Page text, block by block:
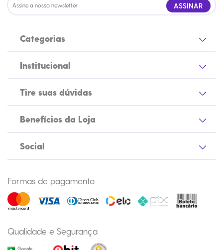
ASSINAR
Categorias
Institucional
Tire suas dúvidas
Benefícios da Loja
Social
Formas de pagamento
Qualidade e Segurança